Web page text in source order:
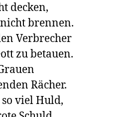
decken,
brennen.
Verbrecher
zu betauen.
Rächer.
viel Huld,